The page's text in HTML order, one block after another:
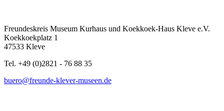
Freundeskreis Museum Kurhaus und Koekkoek-Haus Kleve e.V.
Koekkoekplatz 1
47533 Kleve
Tel. +49 (0)2821 - 76 88 35
buero@freunde-klever-museen.de